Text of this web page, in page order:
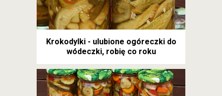
Krokodylki - ulubione ogóreczki do
wódeczki, robię co roku